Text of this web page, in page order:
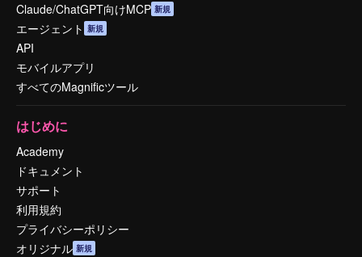
Claude/ChatGPT向けMCP 新規
エージェント 新規
API
モバイルアプリ
すべてのMagnificツール
はじめに
Academy
ドキュメント
サポート
利用規約
プライバシーポリシー
オリジナル 新規